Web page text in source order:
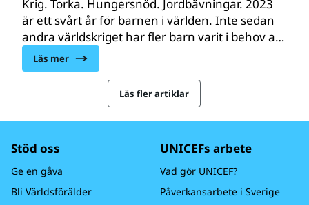
Krig. Torka. Hungersnöd. Jordbävningar. 2023
är ett svårt år för barnen i världen. Inte sedan
andra världskriget har fler barn varit i behov av
vår hjälp för att överleva. UNICEF finns på plats
där barnen behöver oss – och vi stannar kvar.
För vi vet att förändring är möjlig. Men vi kan
bara göra det tillsammans med dig.
Läs mer
Läs fler artiklar
Stöd oss
Ge en gåva
Bli Världsförälder
UNICEFs arbete
Vad gör UNICEF?
Påverkansarbete i Sverige